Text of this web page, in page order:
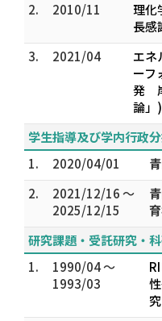
2.
2010/11
理化
長感
3.
2021/04
エネ
ーフ
発
論」)
学生指導及び学内行政
1.
2020/04/01
2.
2021/12/16 ～
2025/12/15
研究課題・受託研究・
1.
1990/04 ～
1993/03